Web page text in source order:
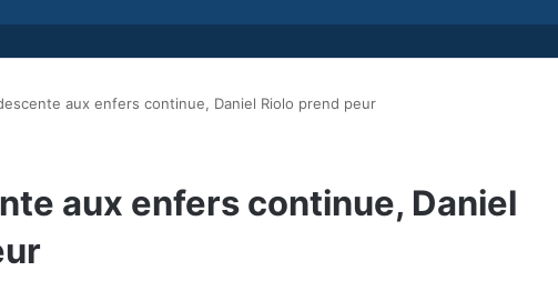
aux enfers continue, Daniel Riolo prend peur
aux enfers continue, Daniel